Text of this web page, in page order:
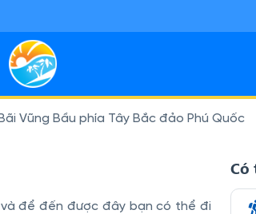
Bãi Vũng Bầu phía Tây Bắc đảo Phú Quốc
để đến được đây bạn có thể đi
Có